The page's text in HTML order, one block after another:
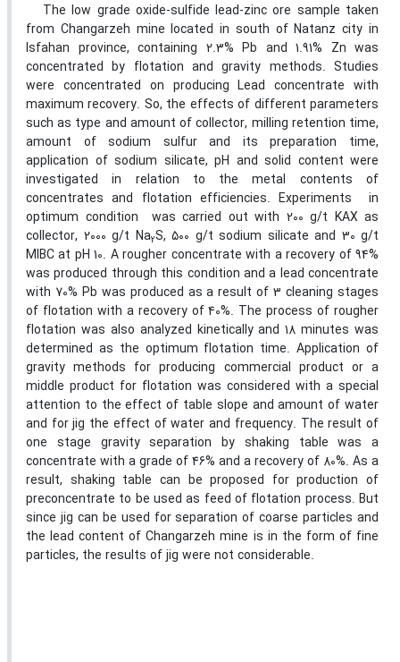
The low grade oxide-sulfide lead-zinc ore sample taken
from Changarzeh mine located in south of Natanz city in
Isfahan province, containing 2.3% Pb and 1.91% Zn was
concentrated by flotation and gravity methods. Studies
were concentrated on producing Lead concentrate with
maximum recovery. So, the effects of different parameters
such as type and amount of collector, milling retention time,
amount of sodium sulfur and its preparation time,
application of sodium silicate, pH and solid content were
investigated in relation to the metal contents of
concentrates and flotation efficiencies. Experiments in
optimum condition was carried out with 200 g/t KAX as
collector, 2000 g/t Na2S, 500 g/t sodium silicate and 30 g/t
MIBC at pH 10. A rougher concentrate with a recovery of 94%
was produced through this condition and a lead concentrate
with 70% Pb was produced as a result of 3 cleaning stages
of flotation with a recovery of 40%. The process of rougher
flotation was also analyzed kinetically and 18 minutes was
determined as the optimum flotation time. Application of
gravity methods for producing commercial product or a
middle product for flotation was considered with a special
attention to the effect of table slope and amount of water
and for jig the effect of water and frequency. The result of
one stage gravity separation by shaking table was a
concentrate with a grade of 46% and a recovery of 80%. As a
result, shaking table can be proposed for production of
preconcentrate to be used as feed of flotation process. But
since jig can be used for separation of coarse particles and
the lead content of Changarzeh mine is in the form of fine
particles, the results of jig were not considerable.